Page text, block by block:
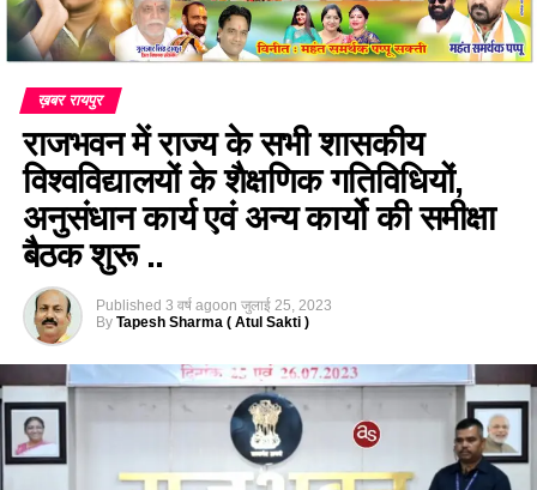
ख़बर रायपुर
राजभवन में राज्य के सभी शासकीय
विश्वविद्यालयों के शैक्षणिक गतिविधियों,
अनुसंधान कार्य एवं अन्य कार्यो की समीक्षा
बैठक शुरू ..
Published 3 वर्ष agoon जुलाई 25, 2023
By Tapesh Sharma ( Atul Sakti )